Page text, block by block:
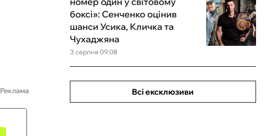
Реклама
3 серпня 09:08
боксі»: Сенченко оцінив
шанси Усика, Кличка та
Чухаджяна
Всі ексклюзиви